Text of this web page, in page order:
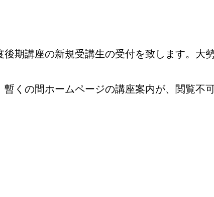
期講座の新規受講生の受付を致します。大
くの間ホームページの講座案内が、閲覧不